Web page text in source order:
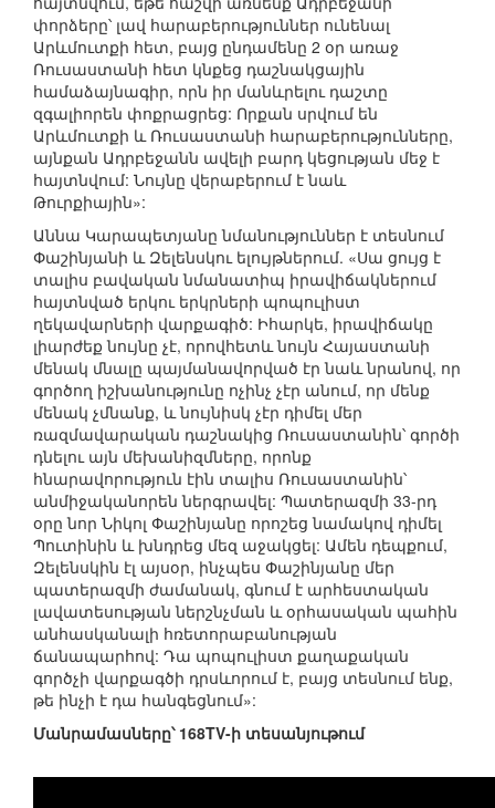
փորձերը՝ լավ հարաբերություններ ունենալ
Արևմուտքի հետ, բայց ընդամենը 2 օր առաջ
Ռուսաստանի հետ կնքեց դաշնակցային
համաձայնագիր, որն իր մանևրելու դաշտը
զգալիորեն փոքրացրեց: Որքան սրվում են
Արևմուտքի և Ռուսաստանի հարաբերությունները,
այնքան Ադրբեջանն ավելի բարդ կեցության մեջ է
հայտնվում: Նույնը վերաբերում է նաև
Թուրքիային»:
Աննա Կարապետյանը նմանություններ է տեսնում
Փաշինյանի և Զելենսկու ելույթներում. «Սա ցույց է
տալիս բավական նմանատիպ իրավիճակներում
հայտնված երկու երկրների պոպուլիստ
ղեկավարների վարքագիծ: Իհարկե, իրավիճակը
լիարժեք նույնը չէ, որովհետև նույն Հայաստանի
մենակ մնալը պայմանավորված էր նաև նրանով, որ
գործող իշխանությունը ոչինչ չէր անում, որ մենք
մենակ չմնանք, և նույնիսկ չէր դիմել մեր
ռազմավարական դաշնակից Ռուսաստանին՝ գործի
դնելու այն մեխանիզմները, որոնք
հնարավորություն էին տալիս Ռուսաստանին՝
անմիջականորեն ներգրավել: Պատերազմի 33-րդ
օրը նոր Նիկոլ Փաշինյանը որոշեց նամակով դիմել
Պուտինին և խնդրեց մեզ աջակցել: Ամեն դեպքում,
Զելենսկին էլ այսօր, ինչպես Փաշինյանը մեր
պատերազմի ժամանակ, գնում է արհեստական
լավատեսության ներշնչման և օրհասական պահին
անհասկանալի հռետորաբանության
ճանապարհով: Դա պոպուլիստ քաղաքական
գործչի վարքագծի դրսևորում է, բայց տեսնում ենք,
թե ինչի է դա հանգեցնում»:
Մանրամասները՝ 168TV-ի տեսանյութում